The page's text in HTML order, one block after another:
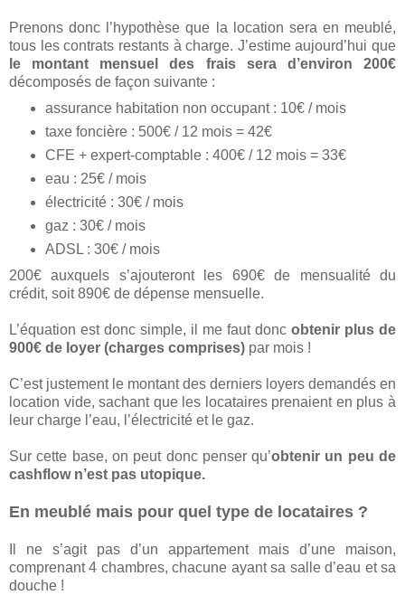
Prenons donc l’hypothèse que la location sera en meublé,
tous les contrats restants à charge. J’estime aujourd’hui que
le montant mensuel des frais sera d’environ 200€
décomposés de façon suivante :
assurance habitation non occupant : 10€ / mois
taxe foncière : 500€ / 12 mois = 42€
CFE + expert-comptable : 400€ / 12 mois = 33€
eau : 25€ / mois
électricité : 30€ / mois
gaz : 30€ / mois
ADSL : 30€ / mois
200€ auxquels s’ajouteront les 690€ de mensualité du
crédit, soit 890€ de dépense mensuelle.
L’équation est donc simple, il me faut donc obtenir plus de
900€ de loyer (charges comprises) par mois !
C’est justement le montant des derniers loyers demandés en
location vide, sachant que les locataires prenaient en plus à
leur charge l’eau, l’électricité et le gaz.
Sur cette base, on peut donc penser qu’obtenir un peu de
cashflow n’est pas utopique.
En meublé mais pour quel type de locataires ?
Il ne s’agit pas d’un appartement mais d’une maison,
comprenant 4 chambres, chacune ayant sa salle d’eau et sa
douche !